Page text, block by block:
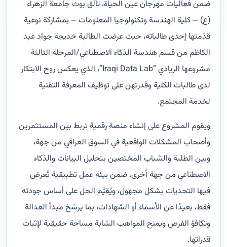
ضمن فعاليات مهرجان عين الحياة، تألّق بوث جامعة الزهراء
(ع) – كلية الهندسة وتكنولوجيا المعلومات – بمشاركة نوعية
قدّمتها إحدى طالباته، حيث عرضت الطالبة خديجة جواد عبد
الكاظم من قسم هندسة الذكاء الاصطناعي/المرحلة الثالثة
مشروعها الريادي “Iraqi Data Lab”، الذي يعكس روح الابتكار
لدى طالبات الكلية وقدرتهن على توظيف المعرفة التقنية
لخدمة المجتمع.
ويقوم المشروع على إنشاء منصة رقمية تربط بين المستثمرين
وأصحاب المشكلات الواقعية في السوق العراقي من جهة،
وبين الطلبة والشباب المختصين بتحليل البيانات والذكاء
الاصطناعي من جهة أخرى، ضمن بيئة عمل تطبيقية تُعرض
فيها التحديات بشكل مجهول، ويُقيَّم الحل على أساس جودته
فقط، بعيدًا عن الأسماء أو الشهادات، بما يرسّخ مبدأ العدالة
وتكافؤ الفرص ويمنح المواهب الشابة مساحة حقيقية لإثبات
قدراتها.